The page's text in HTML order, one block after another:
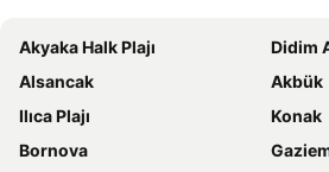
Akyaka Halk Plajı
Didim
Alsancak
Akbük
Ilıca Plajı
Konak
Bornova